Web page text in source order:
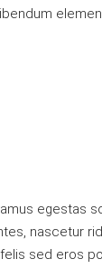
egestas
nascetur
sed eros